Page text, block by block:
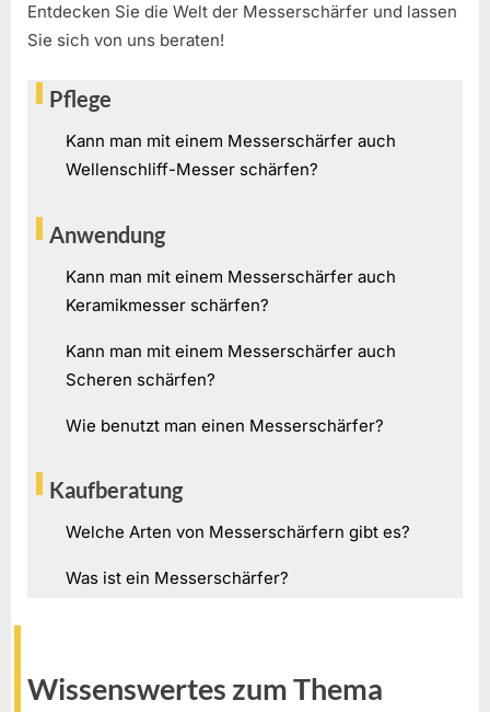
Entdecken Sie die Welt der Messerschärfer und lassen
Sie sich von uns beraten!
Pflege
Kann man mit einem Messerschärfer auch
Wellenschliff-Messer schärfen?
Anwendung
Kann man mit einem Messerschärfer auch
Keramikmesser schärfen?
Kann man mit einem Messerschärfer auch
Scheren schärfen?
Wie benutzt man einen Messerschärfer?
Kaufberatung
Welche Arten von Messerschärfern gibt es?
Was ist ein Messerschärfer?
Wissenswertes zum Thema